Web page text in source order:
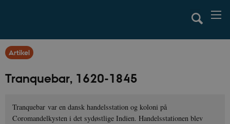
Artikel
Tranquebar, 1620-1845
Tranquebar var en dansk handelsstation og koloni på
Coromandelkysten i det sydøstlige Indien. Handelsstationen blev